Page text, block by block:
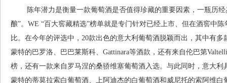
陈年潜力是衡量一款葡萄酒是否值得珍藏的重要因素，一瓶历经
酿”。WE “百大窖藏精选”榜单就是专门针对已经上市、但在酒窖中
比。在今年的评选中，20款出色的意大利葡萄酒脱颖而出，其中有
蒙特的巴罗洛、巴巴莱斯科、Gattinara等酒款，还有来自伦巴第
榜，还有一款来自罗马涅的桑骄维塞葡萄酒入选。与此同时，意大
蒙特的蒂莫拉索白葡萄酒、上阿迪杰的白葡萄酒和威尼托的索阿维白